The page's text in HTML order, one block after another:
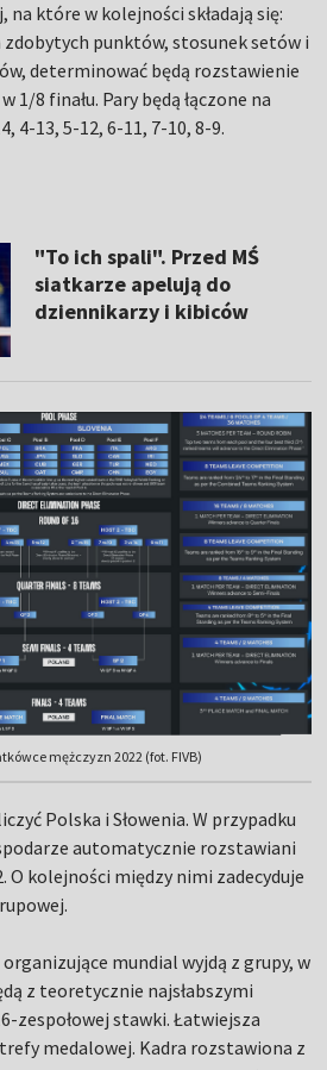
na które w kolejności składają się:
punktów, stosunek setów i
determinować będą rozstawienie
1/8 finału. Pary będą łączone na
4-13, 5-12, 6-11, 7-10, 8-9.
"To ich spali". Przed MŚ
siatkarze apelują do
dziennikarzy i kibiców
mężczyzn 2022 (fot. FIVB)
Polska i Słowenia. W przypadku
automatycznie rozstawiani
O kolejności między nimi zadecyduje
organizujące mundial wyjdą z grupy, w
z teoretycznie najsłabszymi
zespołowej stawki. Łatwiejsza
medalowej. Kadra rozstawiona z